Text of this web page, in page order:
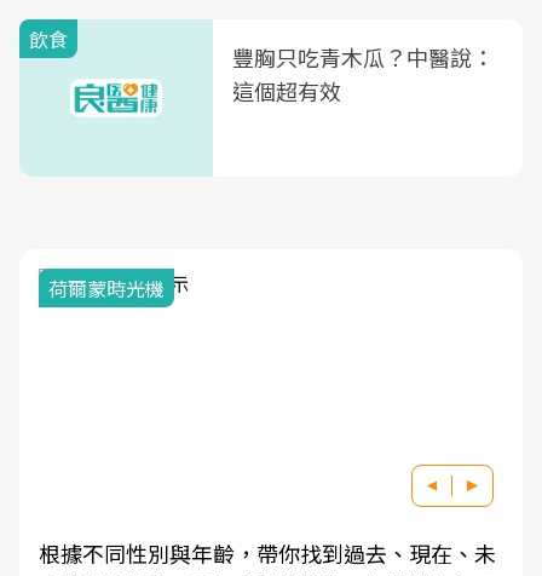
飲食
豐胸只吃青木瓜？中醫說：
這個超有效
荷爾蒙時光機
根據不同性別與年齡，帶你找到過去、現在、未